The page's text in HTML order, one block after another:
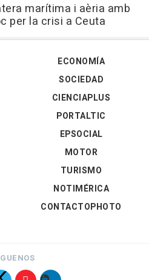
marítima i aèria amb
per la crisi a Ceuta
ECONOMÍA
SOCIEDAD
CIENCIAPLUS
PORTALTIC
EPSOCIAL
MOTOR
TURISMO
NOTIMÉRICA
CONTACTOPHOTO